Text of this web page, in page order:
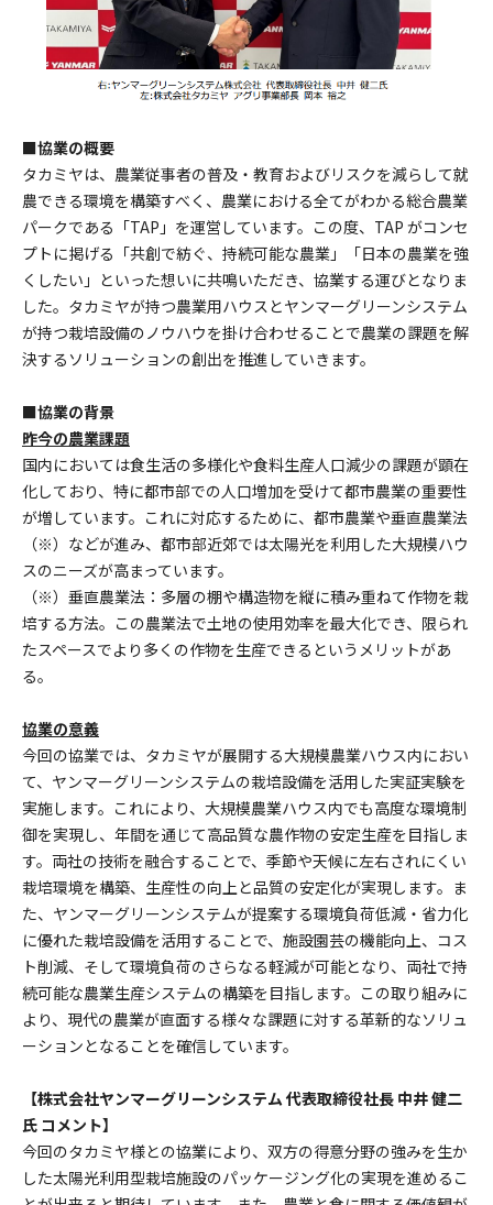
■協業の概要
タカミヤは、農業従事者の普及・教育およびリスクを減らして就
農できる環境を構築すべく、農業における全てがわかる総合農業
パークである「TAP」を運営しています。この度、TAP がコンセ
プトに掲げる「共創で紡ぐ、持続可能な農業」「日本の農業を強
くしたい」といった想いに共鳴いただき、協業する運びとなりま
した。タカミヤが持つ農業用ハウスとヤンマーグリーンシステム
が持つ栽培設備のノウハウを掛け合わせることで農業の課題を解
決するソリューションの創出を推進していきます。
■協業の背景
昨今の農業課題
国内においては食生活の多様化や食料生産人口減少の課題が顕在
化しており、特に都市部での人口増加を受けて都市農業の重要性
が増しています。これに対応するために、都市農業や垂直農業法
（※）などが進み、都市部近郊では太陽光を利用した大規模ハウ
スのニーズが高まっています。
（※）垂直農業法：多層の棚や構造物を縦に積み重ねて作物を栽
培する方法。この農業法で土地の使用効率を最大化でき、限られ
たスペースでより多くの作物を生産できるというメリットがあ
る。
協業の意義
今回の協業では、タカミヤが展開する大規模農業ハウス内におい
て、ヤンマーグリーンシステムの栽培設備を活用した実証実験を
実施します。これにより、大規模農業ハウス内でも高度な環境制
御を実現し、年間を通じて高品質な農作物の安定生産を目指しま
す。両社の技術を融合することで、季節や天候に左右されにくい
栽培環境を構築、生産性の向上と品質の安定化が実現します。ま
た、ヤンマーグリーンシステムが提案する環境負荷低減・省力化
に優れた栽培設備を活用することで、施設園芸の機能向上、コス
ト削減、そして環境負荷のさらなる軽減が可能となり、両社で持
続可能な農業生産システムの構築を目指します。この取り組みに
より、現代の農業が直面する様々な課題に対する革新的なソリュ
ーションとなることを確信しています。
【株式会社ヤンマーグリーンシステム 代表取締役社長 中井 健二
氏 コメント】
今回のタカミヤ様との協業により、双方の得意分野の強みを生か
した太陽光利用型栽培施設のパッケージング化の実現を進めるこ